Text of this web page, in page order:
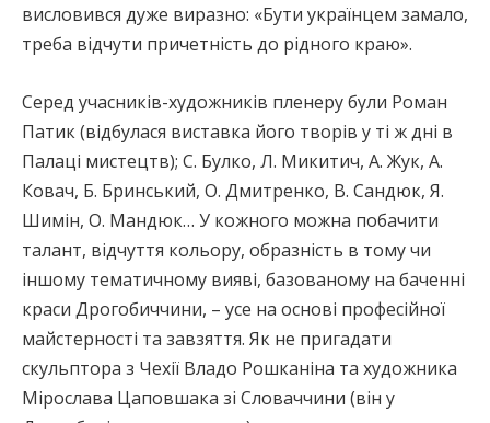
висловився дуже виразно: «Бути українцем замало,
треба відчути причетність до рідного краю».
Серед учасників-художників пленеру були Роман
Патик (відбулася виставка його творів у ті ж дні в
Палаці мистецтв); С. Булко, Л. Микитич, А. Жук, А.
Ковач, Б. Бринський, О. Дмитренко, В. Сандюк, Я.
Шимін, О. Мандюк… У кожного можна побачити
талант, відчуття кольору, образність в тому чи
іншому тематичному вияві, базованому на баченні
краси Дрогобиччини, – усе на основі професійної
майстерності та завзяття. Як не пригадати
скульптора з Чехії Владо Рошканіна та художника
Мірослава Цаповшака зі Словаччини (він у